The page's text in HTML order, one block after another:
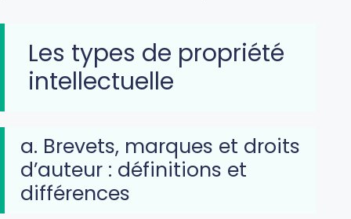
Les types de propriété
intellectuelle
a. Brevets, marques et droits
d’auteur : définitions et
différences